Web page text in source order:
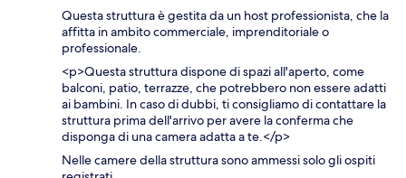
Questa struttura è gestita da un host professionista, che la
affitta in ambito commerciale, imprenditoriale o
professionale.
<p>Questa struttura dispone di spazi all'aperto, come
balconi, patio, terrazze, che potrebbero non essere adatti
ai bambini. In caso di dubbi, ti consigliamo di contattare la
struttura prima dell'arrivo per avere la conferma che
disponga di una camera adatta a te.</p>
Nelle camere della struttura sono ammessi solo gli ospiti